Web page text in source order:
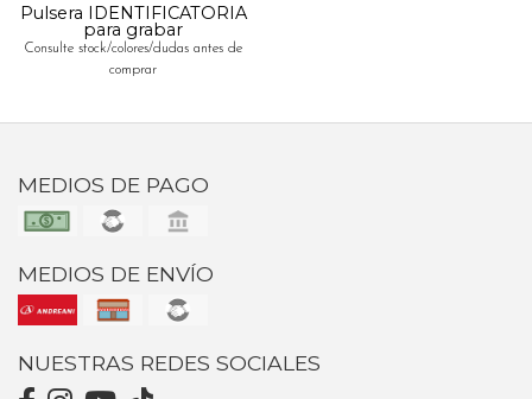
Pulsera IDENTIFICATORIA
para grabar
Consulte stock/colores/dudas antes de
comprar
MEDIOS DE PAGO
MEDIOS DE ENVÍO
NUESTRAS REDES SOCIALES